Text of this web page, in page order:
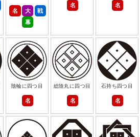
名 大
戦
幕
名 名
陰輪に四つ目
名
総陰丸に四つ目
名
石持ち四つ目
名